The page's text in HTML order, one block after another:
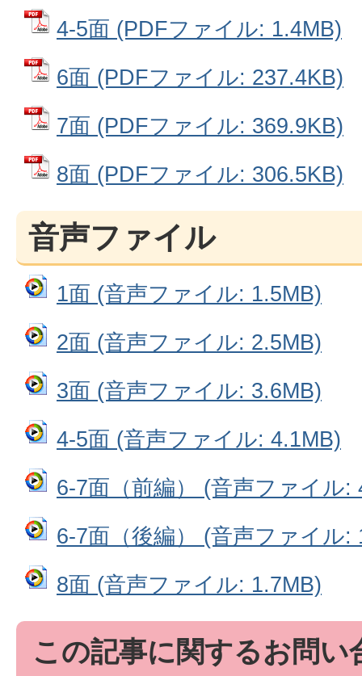
4‐5面 (PDFファイル: 1.4MB)
6面 (PDFファイル: 237.4KB)
7面 (PDFファイル: 369.9KB)
8面 (PDFファイル: 306.5KB)
音声ファイル
1面 (音声ファイル: 1.5MB)
2面 (音声ファイル: 2.5MB)
3面 (音声ファイル: 3.6MB)
4‐5面 (音声ファイル: 4.1MB)
6‐7面（前編） (音声ファイル:
6‐7面（後編） (音声ファイル:
8面 (音声ファイル: 1.7MB)
この記事に関するお問い